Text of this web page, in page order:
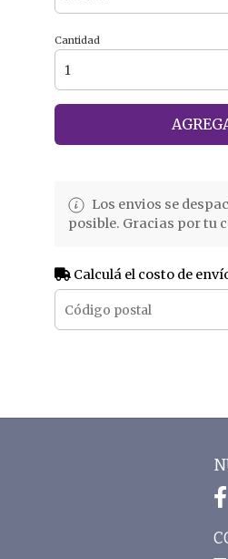
Cantidad
Los envios se
posible. Gracias por tu
Calculá el costo de